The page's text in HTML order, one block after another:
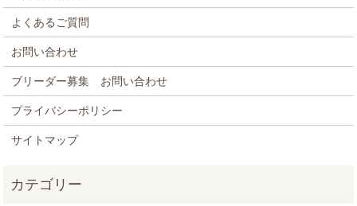
よくあるご質問
お問い合わせ
ブリーダー募集 お問い合わせ
プライバシーポリシー
サイトマップ